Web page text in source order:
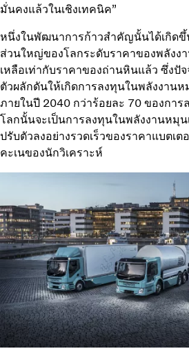
มั่นคงแล้วในเชิงเทคนิค”
หนึ่งในพัฒนาการก้าวสำคัญนั้นได้เกิดขึ้
ส่วนใหญ่ของโลกระดับราคาของพลังง
เหลือเท่ากับราคาของถ่านหินแล้ว ซึ่งปัจ
ตัวผลักดันให้เกิดการลงทุนในพลังงาน
ภายในปี 2040 กว่าร้อยละ 70 ของกา
โลกนั้นจะเป็นการลงทุนในพลังงานหมุ
ปรับตัวลงอย่างรวดเร็วของราคาแบตเ
คะเนของนักวิเคราะห์